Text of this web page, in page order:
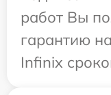
работ Вы
гарантию
Infinix